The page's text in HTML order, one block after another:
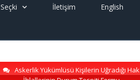
Seçki İletişim English
Askerlik Yükümlüsü Kişilerin Uğradığı Hak